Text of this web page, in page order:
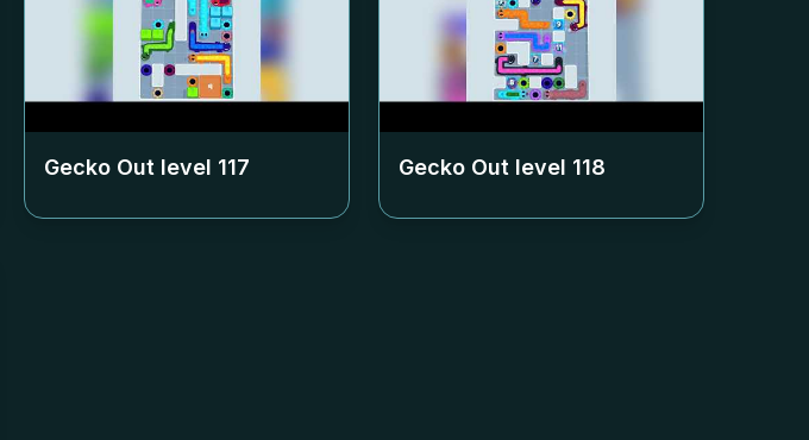
Gecko Out level 117 Gecko Out level 118